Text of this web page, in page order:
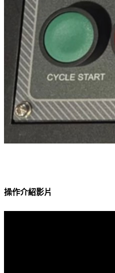
操作介紹影片